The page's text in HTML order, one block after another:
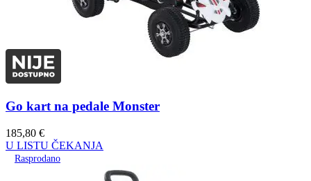
Go kart na pedale Monster
185,80 €
U LISTU ČEKANJA
Rasprodano